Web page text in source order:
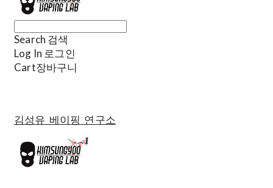
Search 검색
Log In 로그인
Cart장바구니
김성유 베이핑 연구소